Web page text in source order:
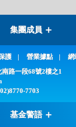
集團成員
護 營業據點
網
路一段68號2樓之1
7703
基金警語